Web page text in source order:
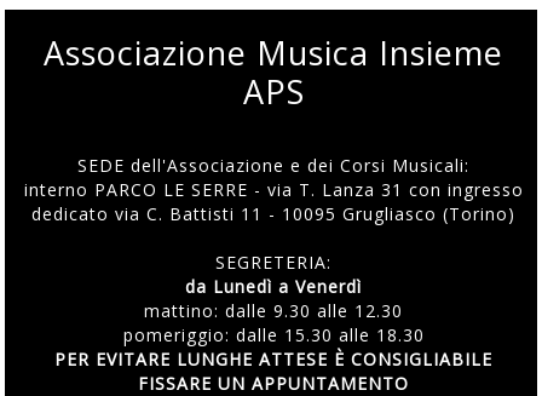
Associazione Musica Insieme
APS
SEDE dell'Associazione e dei Corsi Musicali:
interno PARCO LE SERRE - via T. Lanza 31 con ingresso
dedicato via C. Battisti 11 - 10095 Grugliasco (Torino)
SEGRETERIA:
da Lunedì a Venerdì
mattino: dalle 9.30 alle 12.30
pomeriggio: dalle 15.30 alle 18.30
PER EVITARE LUNGHE ATTESE È CONSIGLIABILE
FISSARE UN APPUNTAMENTO